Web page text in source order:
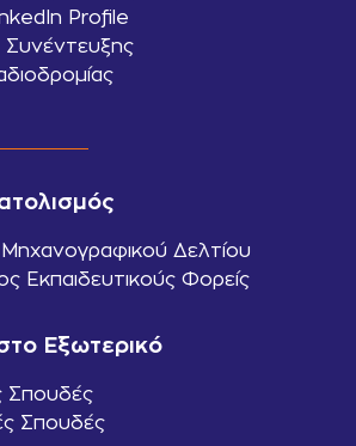
Profile
Συνέντευξης
Δελτίου
Εκπαιδευτικούς Φορείς
Εξωτερικό
Σπουδές
Σπουδές